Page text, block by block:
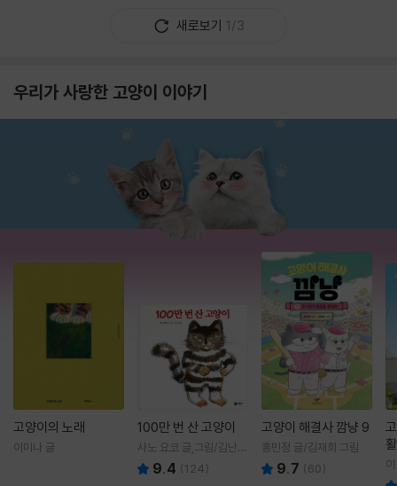
새로보기 1/3
우리가 사랑한 고양이 이야기
고양이의 노래
이미나 글
100만 번 산 고양이
사노 요코 글,그림/김난주
역 9.4 (124)
고양이 해결사 깜냥 9
홍민정 글/김재희 그림
9.7 (60)